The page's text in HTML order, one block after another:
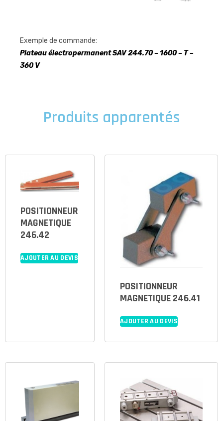
Exemple de commande:
Plateau électropermanent SAV 244.70 – 1600 – T –
360 V
Produits apparentés
POSITIONNEUR
MAGNETIQUE
246.42
AJOUTER AU DEVIS
POSITIONNEUR
MAGNETIQUE 246.41
AJOUTER AU DEVIS